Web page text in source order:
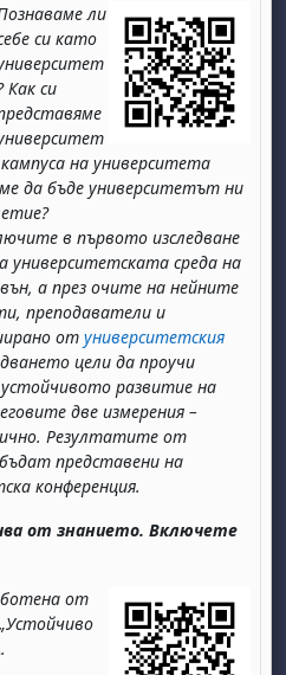
ли
си като
Как си
на университета
да бъде университетът ни
в първото изследване
университетската среда на
а през очите на нейните
преподаватели и
от университетския
цели да проучи
развитие на
две измерения –
Резултатите от
представени на
конференция.
от знанието. Включете
от